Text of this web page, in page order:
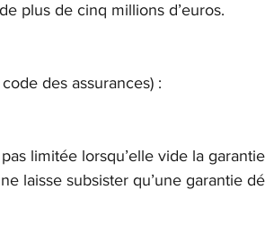
plus de cinq millions d’euros.
code des assurances) :
limitée lorsqu’elle vide la
laisse subsister qu’une garantie